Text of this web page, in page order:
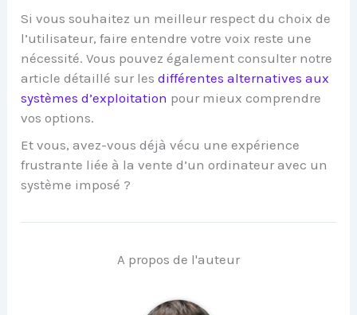
Si vous souhaitez un meilleur respect du choix de
l’utilisateur, faire entendre votre voix reste une
nécessité. Vous pouvez également consulter notre
article détaillé sur lesdifférentes alternatives aux
systèmes d’exploitation pour mieux comprendre
vos options.
Et vous, avez-vous déjà vécu une expérience
frustrante liée à la vente d’un ordinateur avec un
système imposé ?
A propos de l'auteur